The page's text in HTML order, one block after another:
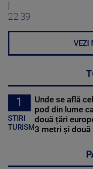
22:39
VEZI
1
STIRI
TURISM
Unde se află
pod din lume
două țări
3 metri și două